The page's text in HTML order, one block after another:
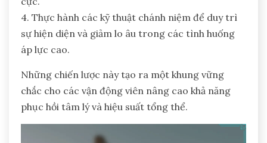
4. Thực hành các kỹ thuật chánh niệm để duy trì
sự hiện diện và giảm lo âu trong các tình huống
áp lực cao.
Những chiến lược này tạo ra một khung vững
chắc cho các vận động viên nâng cao khả năng
phục hồi tâm lý và hiệu suất tổng thể.